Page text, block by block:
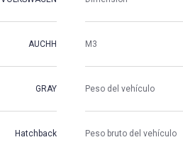
AUCHH
GRAY
Hatchback
M3
Peso del vehículo
Peso bruto del vehículo